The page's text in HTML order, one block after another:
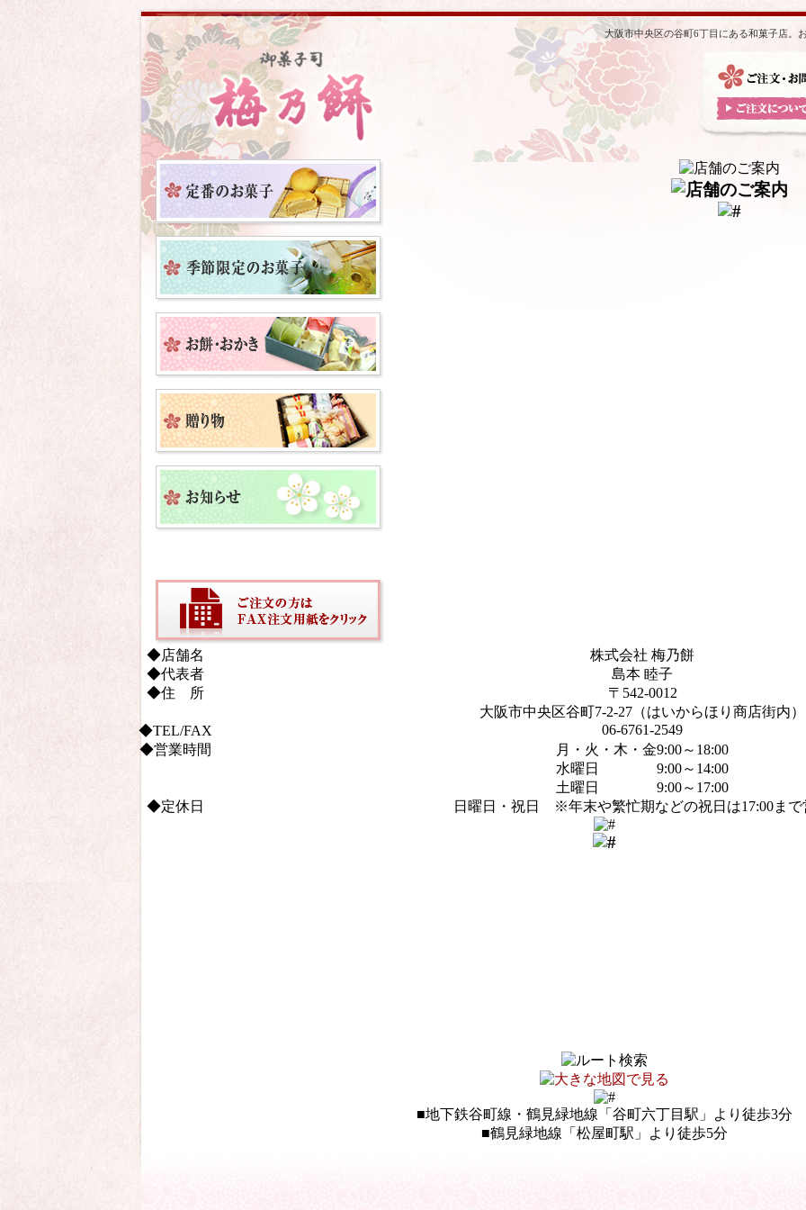
大阪市中央区の谷町6丁目にある和菓子店。
◆店舗名
株式会社 梅乃餅
◆代表者
島本 睦子
◆住 所
〒542-0012
大阪市中央区谷町7-2-27（はいからほり商店街内）
◆TEL/FAX
06-6761-2549
◆営業時間
月・火・木・金9:00～18:00
水曜日 9:00～14:00
土曜日 9:00～17:00
◆定休日 日曜日・祝日 ※年末や繁忙期などの祝日は17:00まで
■地下鉄谷町線・鶴見緑地線「谷町六丁目駅」より徒歩3分
■鶴見緑地線「松屋町駅」より徒歩5分